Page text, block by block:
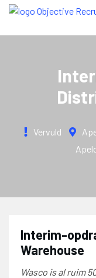
Vervuld
Interim-
Warehouse
Wasco is al ruim